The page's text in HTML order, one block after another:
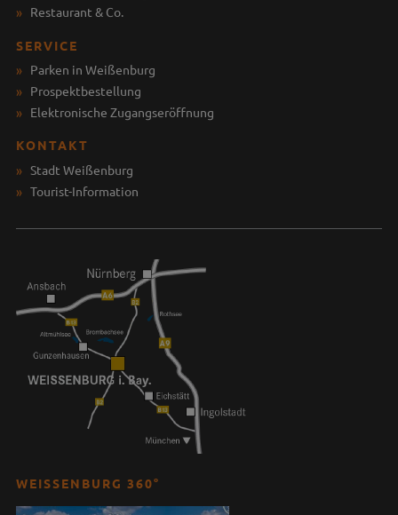
Restaurant & Co.
SERVICE
Parken in Weißenburg
Prospektbestellung
Elektronische Zugangseröffnung
KONTAKT
Stadt Weißenburg
Tourist-Information
WEISSENBURG 360°